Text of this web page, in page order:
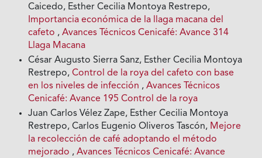
Caicedo, Esther Cecilia Montoya Restrepo,
Importancia económica de la llaga macana del
cafeto ,Avances Técnicos Cenicafé: Avance 314
Llaga Macana
César Augusto Sierra Sanz, Esther Cecilia Montoya
Restrepo,Control de la roya del cafeto con base
en los niveles de infección ,Avances Técnicos
Cenicafé: Avance 195 Control de la roya
Juan Carlos Vélez Zape, Esther Cecilia Montoya
Restrepo, Carlos Eugenio Oliveros Tascón, Mejore
la recolección de café adoptando el método
mejorado ,Avances Técnicos Cenicafé: Avance